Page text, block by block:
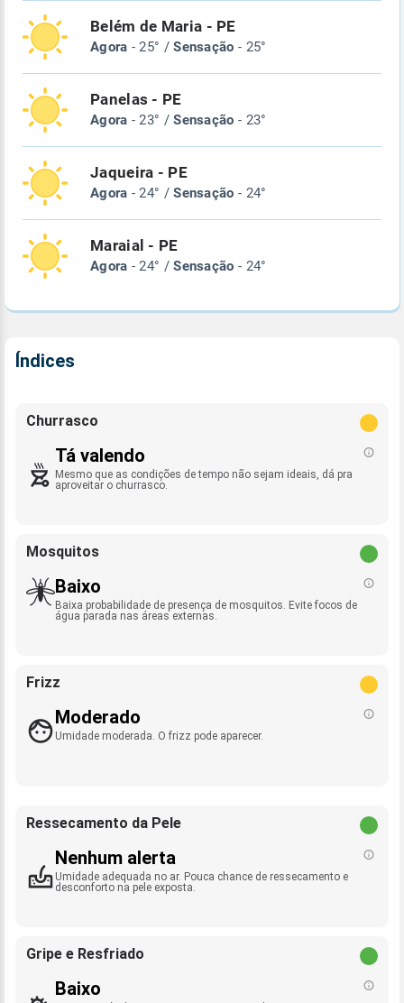
Belém de Maria - PE
Agora - 25° /Sensação - 25°
Panelas - PE
Agora - 23° /Sensação - 23°
Jaqueira - PE
Agora - 24° /Sensação - 24°
Maraial - PE
Agora - 24° /Sensação - 24°
Índices
Churrasco
Tá valendo
Mesmo que as condições de tempo não sejam ideais, dá pra
aproveitar o churrasco.
Mosquitos
Baixo
Baixa probabilidade de presença de mosquitos. Evite focos de
água parada nas áreas externas.
Frizz
Moderado
Umidade moderada. O frizz pode aparecer.
Ressecamento da Pele
Nenhum alerta
Umidade adequada no ar. Pouca chance de ressecamento e
desconforto na pele exposta.
Gripe e Resfriado
Baixo